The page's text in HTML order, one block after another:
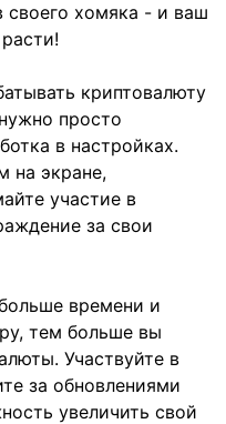
своего хомяка - и ваш
криптовалюту
просто
в настройках.
на экране,
участие в
за свои
времени и
тем больше вы
Участвуйте в
за обновлениями
увеличить свой